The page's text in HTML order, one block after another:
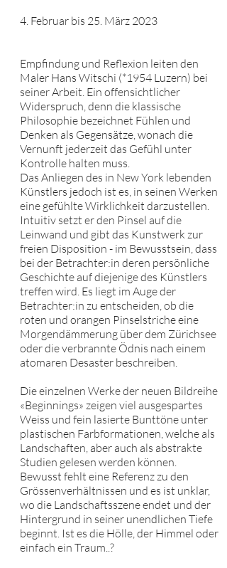
4. Februar bis 25. März 2023
Empfindung und Reflexion leiten den
Maler Hans Witschi (*1954 Luzern) bei
seiner Arbeit. Ein offensichtlicher
Widerspruch, denn die klassische
Philosophie bezeichnet Fühlen und
Denken als Gegensätze, wonach die
Vernunft jederzeit das Gefühl unter
Kontrolle halten muss.
Das Anliegen des in New York lebenden
Künstlers jedoch ist es, in seinen Werken
eine gefühlte Wirklichkeit darzustellen.
Intuitiv setzt er den Pinsel auf die
Leinwand und gibt das Kunstwerk zur
freien Disposition - im Bewusstsein, dass
bei der Betrachter:in deren persönliche
Geschichte auf diejenige des Künstlers
treffen wird. Es liegt im Auge der
Betrachter:in zu entscheiden, ob die
roten und orangen Pinselstriche eine
Morgendämmerung über dem Zürichsee
oder die verbrannte Ödnis nach einem
atomaren Desaster beschreiben.
Die einzelnen Werke der neuen Bildreihe
«Beginnings» zeigen viel ausgespartes
Weiss und fein lasierte Bunttöne unter
plastischen Farbformationen, welche als
Landschaften, aber auch als abstrakte
Studien gelesen werden können.
Bewusst fehlt eine Referenz zu den
Grössenverhältnissen und es ist unklar,
wo die Landschaftsszene endet und der
Hintergrund in seiner unendlichen Tiefe
beginnt. Ist es die Hölle, der Himmel oder
einfach ein Traum..?